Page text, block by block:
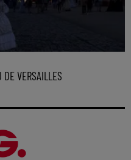
DE VERSAILLES